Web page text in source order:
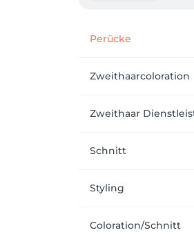
Perücke
Zweithaarcoloration
Zweithaar
Schnitt
Styling
Coloration/Schnitt